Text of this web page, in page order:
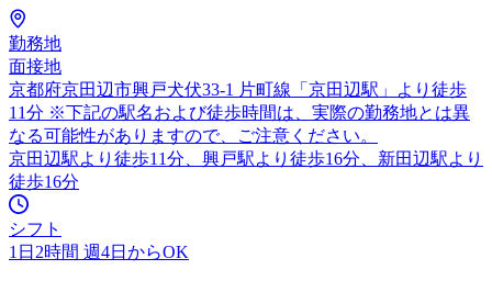
勤務地
面接地
京都府京田辺市興戸犬伏33-1 片町線「京田辺駅」より徒歩
11分 ※下記の駅名および徒歩時間は、実際の勤務地とは異
なる可能性がありますので、ご注意ください。
京田辺駅より徒歩11分、興戸駅より徒歩16分、新田辺駅より
徒歩16分
シフト
1日2時間 週4日からOK